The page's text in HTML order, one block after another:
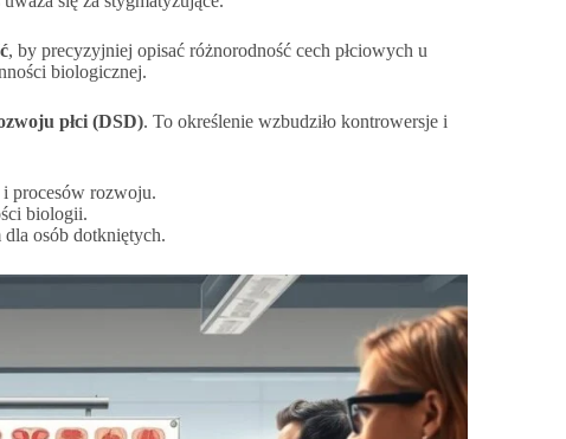
, by precyzyjniej opisać różnorodność cech płciowych u
biologicznej.
płci (DSD). To określenie wzbudziło kontrowersje i
i procesów rozwoju.
biologii.
osób dotkniętych.